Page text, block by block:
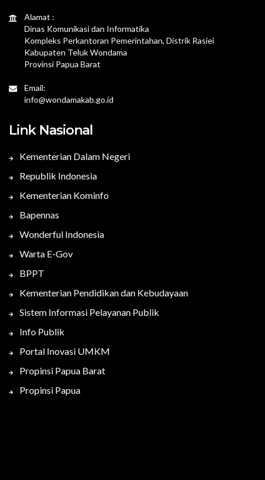
Alamat :
Dinas Komunikasi dan Informatika
Kompleks Perkantoran Pemerintahan, Distrik Rasiei
Kabupaten Teluk Wondama
Provinsi Papua Barat
Email:
info@wondamakab.go.id
Link Nasional
Kementerian Dalam Negeri
Republik Indonesia
Kementerian Kominfo
Bapennas
Wonderful Indonesia
Warta E-Gov
BPPT
Kementerian Pendidikan dan Kebudayaan
Sistem Informasi Pelayanan Publik
Info Publik
Portal Inovasi UMKM
Propinsi Papua Barat
Propinsi Papua